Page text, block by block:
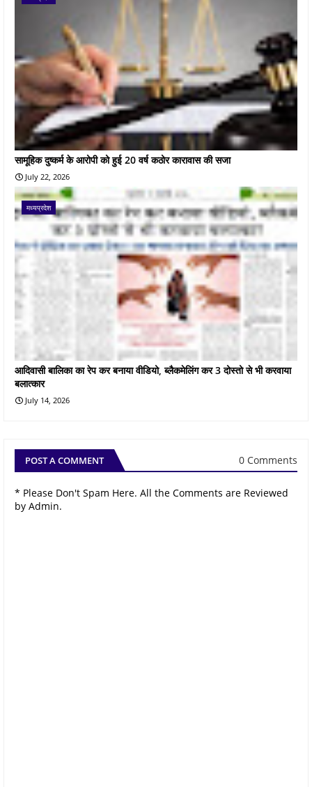
सामूहिक दुष्कर्म के आरोपी को हुई 20 वर्ष कठोर कारावास की सजा
July 22, 2026
मध्यप्रदेश
आदिवासी बालिका का रेप कर बनाया वीडियो, ब्लैकमेलिंग कर 3 दोस्तो से भी करवाया
बलात्कार
July 14, 2026
POST A COMMENT 0 Comments
* Please Don't Spam Here. All the Comments are Reviewed
by Admin.